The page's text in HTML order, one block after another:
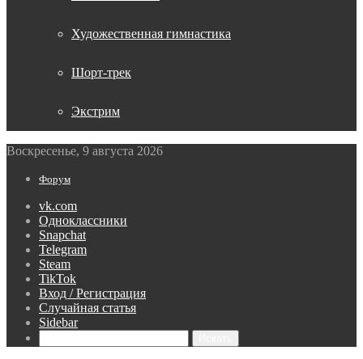
Художественная гимнастика
Шорт-трек
Экстрим
Воскресенье, 9 августа 2026
Форум
vk.com
Одноклассники
Snapchat
Telegram
Steam
TikTok
Вход / Регистрация
Случайная статья
Sidebar